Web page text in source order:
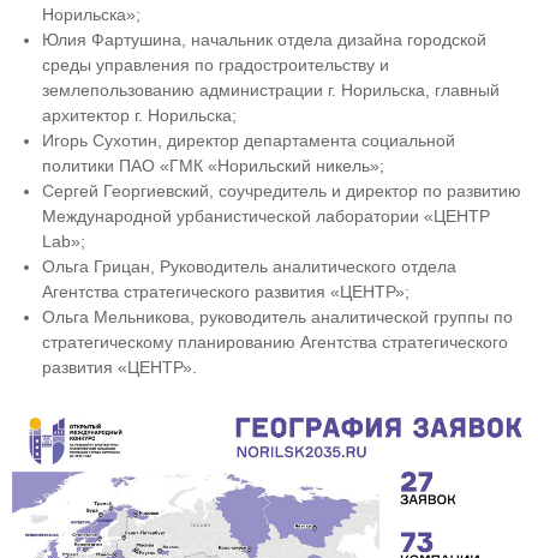
Норильска»;
Юлия Фартушина, начальник отдела дизайна городской
среды управления по градостроительству и
землепользованию администрации г. Норильска, главный
архитектор г. Норильска;
Игорь Сухотин, директор департамента социальной
политики ПАО «ГМК «Норильский никель»;
Сергей Георгиевский, соучредитель и директор по развитию
Международной урбанистической лаборатории «ЦЕНТР
Lab»;
Ольга Грицан, Руководитель аналитического отдела
Агентства стратегического развития «ЦЕНТР»;
Ольга Мельникова, руководитель аналитической группы по
стратегическому планированию Агентства стратегического
развития «ЦЕНТР».